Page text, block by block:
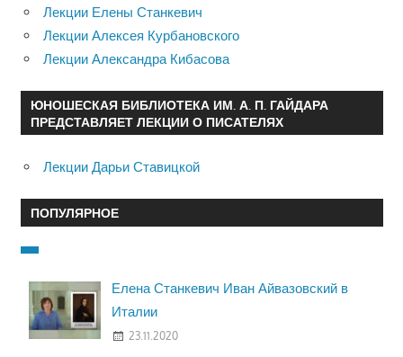
Лекции Елены Станкевич
Лекции Алексея Курбановского
Лекции Александра Кибасова
ЮНОШЕСКАЯ БИБЛИОТЕКА ИМ. А. П. ГАЙДАРА
ПРЕДСТАВЛЯЕТ ЛЕКЦИИ О ПИСАТЕЛЯХ
Лекции Дарьи Ставицкой
ПОПУЛЯРНОЕ
Елена Станкевич Иван Айвазовский в
Италии
23.11.2020